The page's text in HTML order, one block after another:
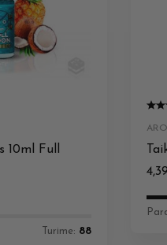
10ml Full
Turime: 88
4,39